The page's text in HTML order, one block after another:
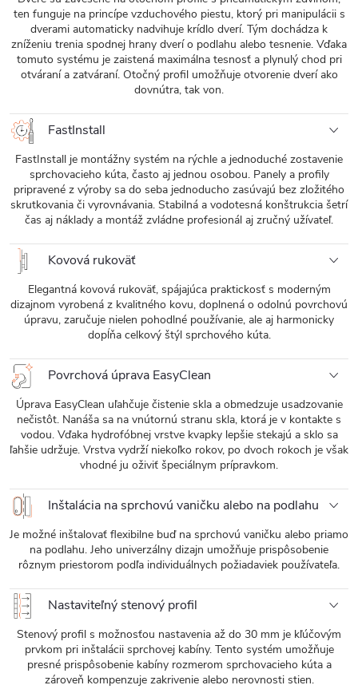
ten funguje na princípe vzduchového piestu, ktorý pri manipulácii s
dverami automaticky nadvihuje krídlo dverí. Tým dochádza k
zníženiu trenia spodnej hrany dverí o podlahu alebo tesnenie. Vďaka
tomuto systému je zaistená maximálna tesnosť a plynulý chod pri
otváraní a zatváraní. Otočný profil umožňuje otvorenie dverí ako
dovnútra, tak von.
FastInstall
FastInstall je montážny systém na rýchle a jednoduché zostavenie
sprchovacieho kúta, často aj jednou osobou. Panely a profily
pripravené z výroby sa do seba jednoducho zasúvajú bez zložitého
skrutkovania či vyrovnávania. Stabilná a vodotesná konštrukcia šetrí
čas aj náklady a montáž zvládne profesionál aj zručný užívateľ.
Kovová rukoväť
Elegantná kovová rukoväť, spájajúca praktickosť s moderným
dizajnom vyrobená z kvalitného kovu, doplnená o odolnú povrchovú
úpravu, zaručuje nielen pohodlné používanie, ale aj harmonicky
dopĺňa celkový štýl sprchového kúta.
Povrchová úprava EasyClean
Úprava EasyClean uľahčuje čistenie skla a obmedzuje usadzovanie
nečistôt. Nanáša sa na vnútornú stranu skla, ktorá je v kontakte s
vodou. Vďaka hydrofóbnej vrstve kvapky lepšie stekajú a sklo sa
ľahšie udržuje. Vrstva vydrží niekoľko rokov, po dvoch rokoch je však
vhodné ju oživiť špeciálnym prípravkom.
Inštalácia na sprchovú vaničku alebo na podlahu
Je možné inštalovať flexibilne buď na sprchovú vaničku alebo priamo
na podlahu. Jeho univerzálny dizajn umožňuje prispôsobenie
rôznym priestorom podľa individuálnych požiadaviek používateľa.
Nastaviteľný stenový profil
Stenový profil s možnosťou nastavenia až do 30 mm je kľúčovým
prvkom pri inštalácii sprchovej kabíny. Tento systém umožňuje
presné prispôsobenie kabíny rozmerom sprchovacieho kúta a
zároveň kompenzuje zakrivenie alebo nerovnosti stien.